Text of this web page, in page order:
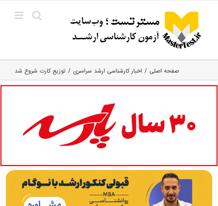
content
صفحه اصلی اخبار کارشناسی ارشد سراسری توزیع کارت شروع شد